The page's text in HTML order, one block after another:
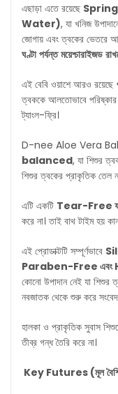
এছাড়া এতে রয়েছে
Water), যা খনিজ
জোগায় এবং ত্বকের ভেতরে
ঘণ্টা পর্যন্ত ময়েশ্চারাইজড
এই বেবি ওয়াশে আরও রয়েছে
ত্বককে আলতোভাবে
ট্যাংল-ফ্রি।
D-nee Aloe Vera Baby
balanced, যা শিশুর
শিশুর ত্বকের প্রাকৃতিক তেল
এটি একটি Tear-Free
করে না। তাই বাথ টাইম হয়
এই প্রোডাক্টটি সম্পূর্ণভাবে
Paraben-Free এবং
কোনো উপাদান নেই যা শিশুর
নবজাতক থেকে শুরু করে
হালকা ও প্রাকৃতিক সুবাস
তীব্র গন্ধ তৈরি করে না।
Key Futures (মূল